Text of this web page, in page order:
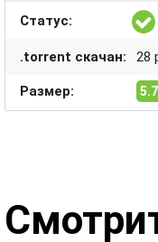
Статус:
.torrent скачан: 28
Размер: